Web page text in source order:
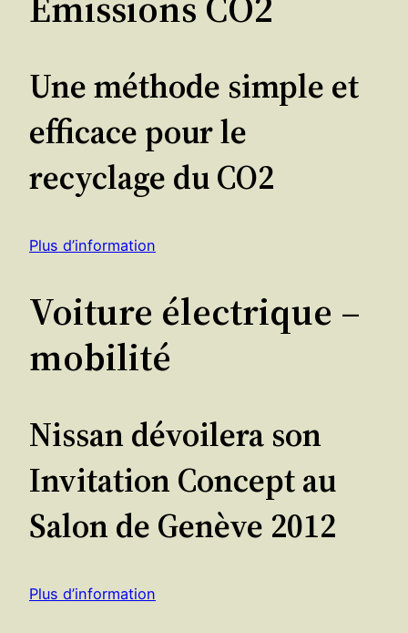
Une méthode simple et
efficace pour le
recyclage du CO2
Plus d’information
Voiture électrique –
mobilité
Nissan dévoilera son
Invitation Concept au
Salon de Genève 2012
Plus d’information